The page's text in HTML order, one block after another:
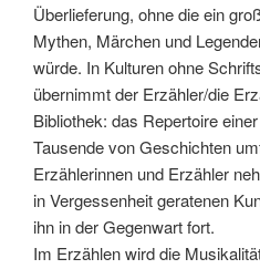
Überlieferung, ohne die ein
Mythen, Märchen und
würde. In Kulturen ohne
übernimmt der Erzähler/die
Bibliothek: das Repertoire
Tausende von Geschichten
Erzählerinnen und Erzähler
in Vergessenheit geratenen
ihn in der Gegenwart fort.
Im Erzählen wird die